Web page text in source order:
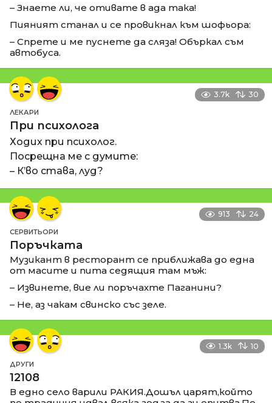
– Знаете ли, че отивате в ада така!
Пияният станал и се провикнал към шофьора:
– Спрете и ме пуснете да сляза! Объркал съм
автобуса.
3.7k 30
ЛЕКАРИ
При психолога
Ходих при психолог.
Посрещна ме с думите:
– К’во става, луд?
913 24
СЕРВИТЬОРИ
Поръчката
Музикант в ресторант се приближава до една
от масите и пита седящия там мъж:
– Извинете, вие ли поръчахте Паганини?
– Не, аз чакам свинско със зеле.
1.3k 10
ДРУГИ
12108
В едно село варили РАКИЯ.Дошъл царят,който